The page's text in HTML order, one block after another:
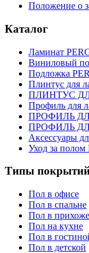
Положение о
Каталог
Ламинат
Виниловый
Подложка
Плинтус для
ПЛИНТУС
Профиль для
ПРОФИЛЬ
ПРОФИЛЬ
Аксессуары
Уход за полом
Типы
Пол в офисе
Пол в спальне
Пол в
Пол на кухне
Пол в
Пол в детской